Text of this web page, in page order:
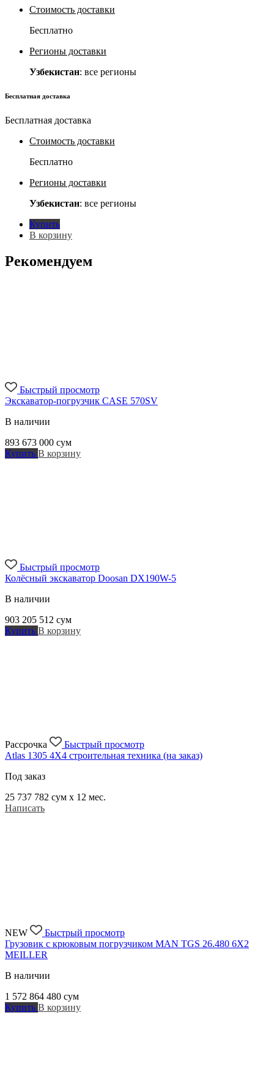
Стоимость доставки
Бесплатно
Регионы доставки
Узбекистан: все регионы
Бесплатная доставка
Бесплатная доставка
Стоимость доставки
Бесплатно
Регионы доставки
Узбекистан: все регионы
Купить
В корзину
Рекомендуем
Быстрый просмотр
Экскаватор-погрузчик CASE 570SV
В наличии
893 673 000 сум
Купить В корзину
Быстрый просмотр
Колёсный экскаватор Doosan DX190W-5
В наличии
903 205 512 сум
Купить В корзину
Рассрочка
Быстрый просмотр
Atlas 1305 4X4 строительная техника (на заказ)
Под заказ
25 737 782 сум x 12 мес.
Написать
NEW
Быстрый просмотр
Грузовик с крюковым погрузчиком MAN TGS 26.480 6X2
MEILLER
В наличии
1 572 864 480 сум
Купить В корзину